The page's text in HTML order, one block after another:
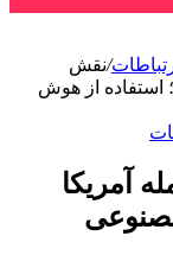
/نقش
استفاده از هوش
آمریکا